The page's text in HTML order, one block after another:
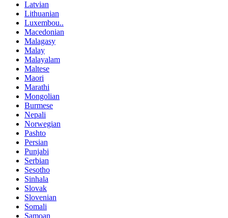
Latvian
Lithuanian
Luxembou..
Macedonian
Malagasy
Malay
Malayalam
Maltese
Maori
Marathi
Mongolian
Burmese
Nepali
Norwegian
Pashto
Persian
Punjabi
Serbian
Sesotho
Sinhala
Slovak
Slovenian
Somali
Samoan